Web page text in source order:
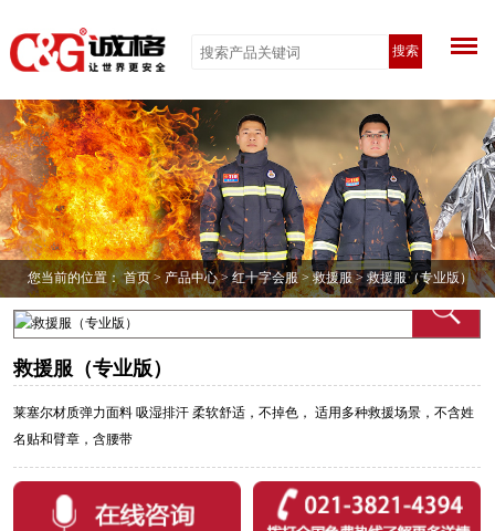
搜索
您当前的位置：首页> 产品中心>红十字会服>救援服> 救援服（专业版）
救援服（专业版）
莱塞尔材质弹力面料 吸湿排汗 柔软舒适，不掉色， 适用多种救援场景，不含姓
名贴和臂章，含腰带